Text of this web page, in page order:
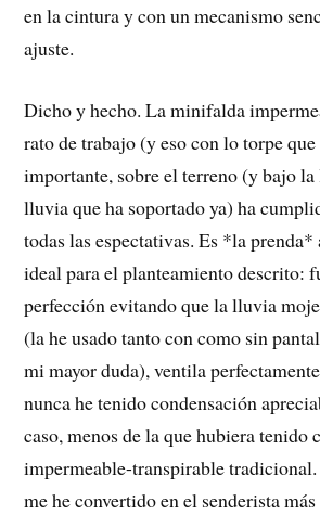
en la cintura y con un mecanismo
ajuste.
Dicho y hecho. La minifalda
rato de trabajo (y eso con lo torpe
importante, sobre el terreno (y bajo
lluvia que ha soportado ya) ha
todas las espectativas. Es *la
ideal para el planteamiento descrito:
perfección evitando que la lluvia
(la he usado tanto con como sin
mi mayor duda), ventila
nunca he tenido condensación
caso, menos de la que hubiera tenido
impermeable-transpirable
me he convertido en el senderista más